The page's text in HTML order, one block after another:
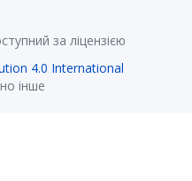
за ліцензією
4.0 International
інше